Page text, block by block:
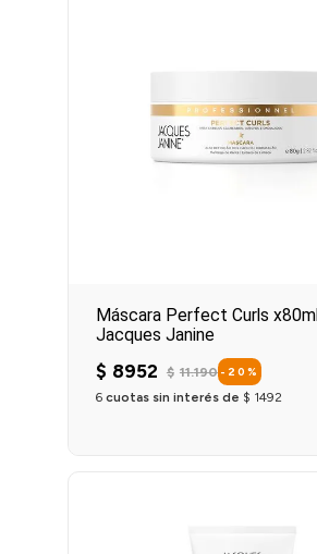
Máscara Perfect Curls x80ml
Jacques Janine
$ 8952 $ 11.190 - 20 %
6cuotas sin interés de $ 1492